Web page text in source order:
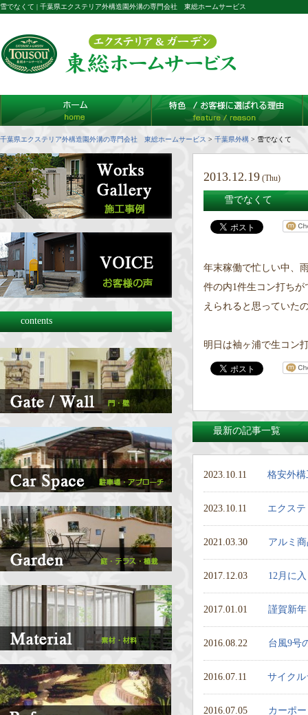
雪でなくて | 千葉県エクステリア外構造園外溝の専門会社 東総ホームサービス
千葉県エクステリア外構造園外溝の専門会社 東総ホームサービス > 千葉県外構 > 雪でなくて
2013.12.19 (Thu)
雪でなくて
年末稼働で忙しい中、
件の内1件生コン打ち
えられると思っていた
明日は袖ヶ浦で生コン
最新の記事一覧
2023.10.11 格安外
2023.10.11 エクス
2021.03.30 アルミ
2017.12.03 12月に
2017.01.01 謹賀新年
2016.08.22 台風9号
2016.07.11 サイク
2016.07.05 カーポ
contents